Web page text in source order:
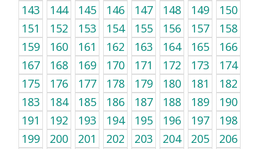
143
144 145 146 147 148 149
150
151
152 153 154 155 156 157
158
159
160 161 162 163 164 165
166
167
168 169 170 171 172 173
174
175
176 177 178 179 180 181
182
183
184 185 186 187 188 189
190
191
192 193 194 195 196 197
198
199
200 201 202 203 204 205
206